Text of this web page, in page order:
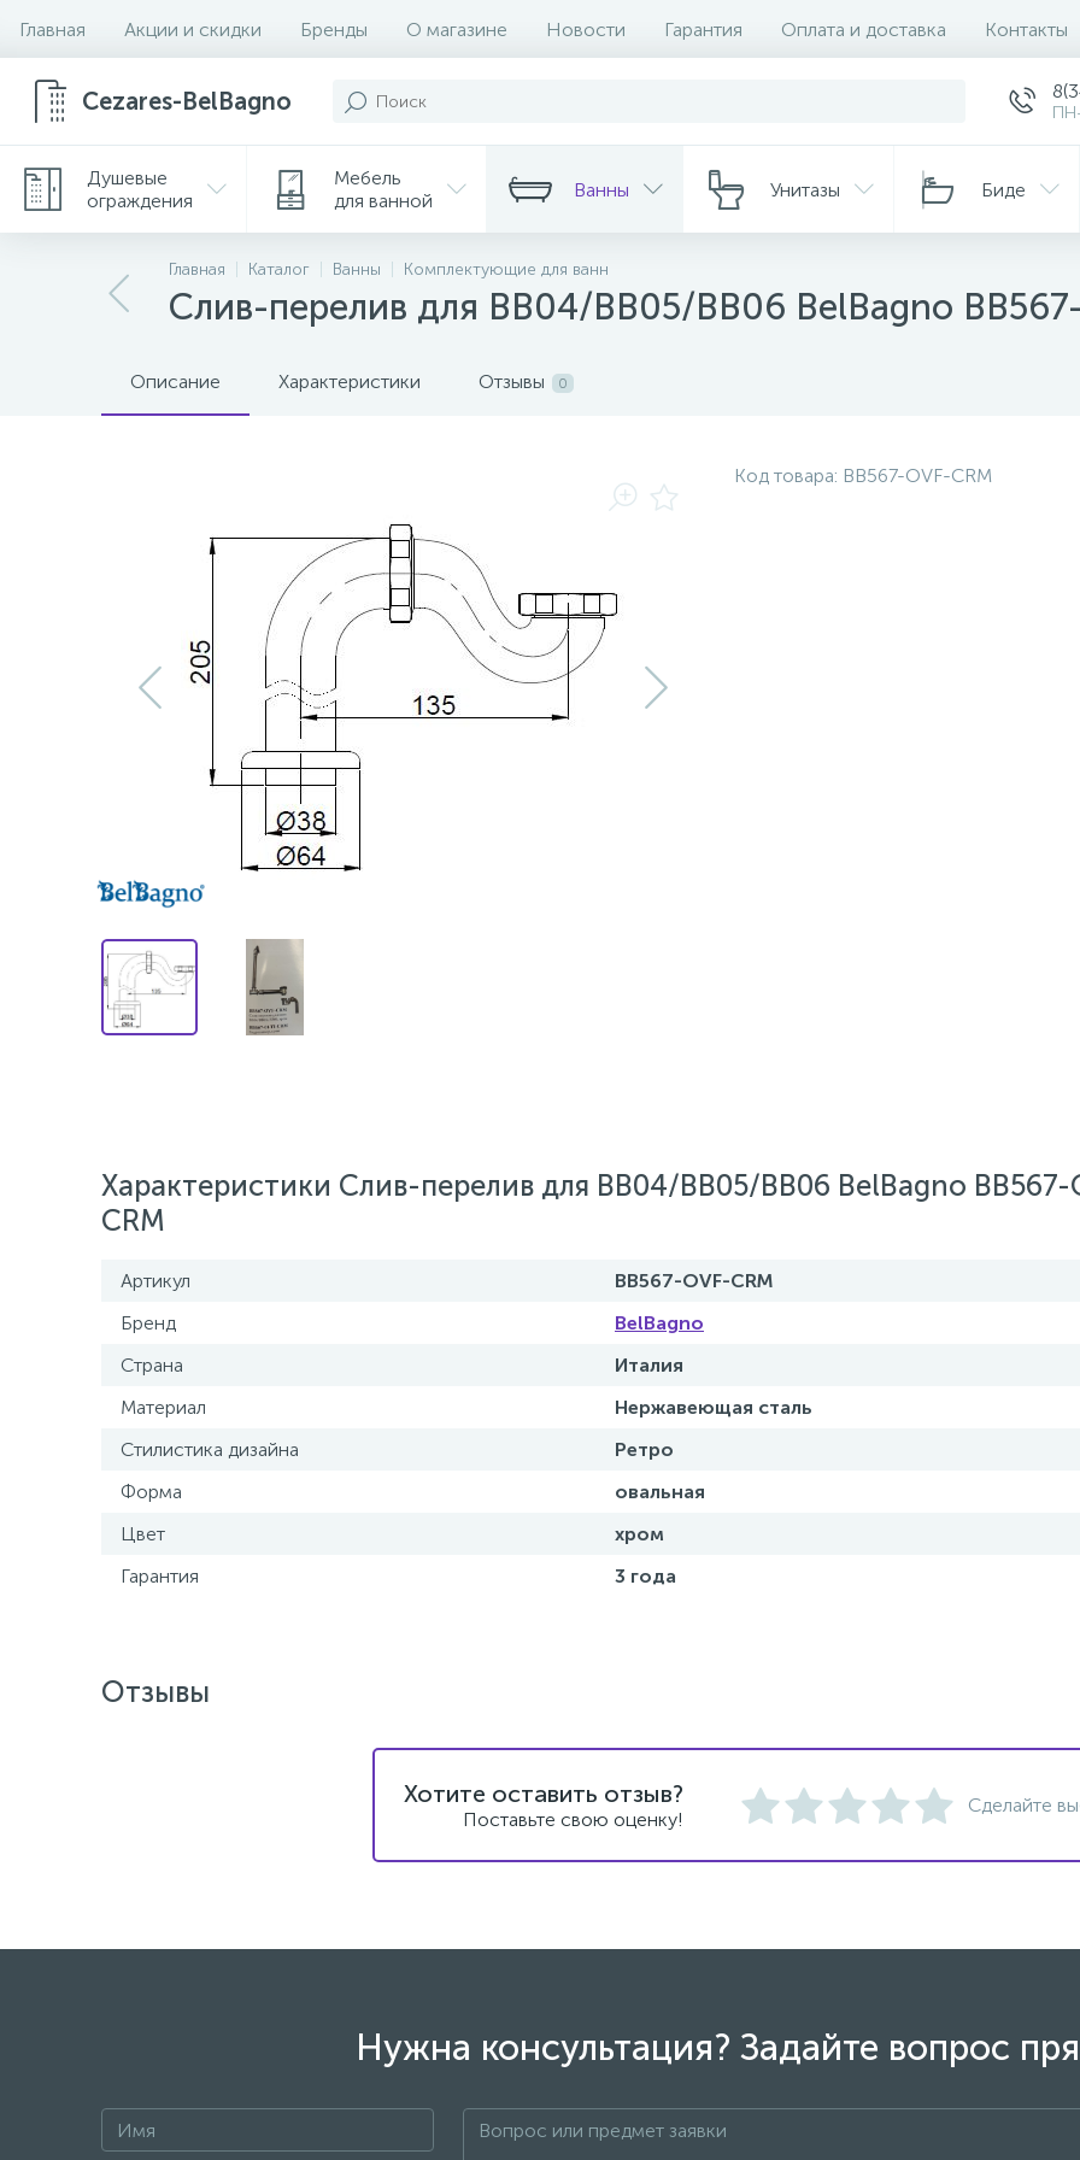
Главная Акции и скидки Бренды О магазине Новости Гарантия Оплата и доставка Контакты
Cezares-BelBagno
Душевые
ограждения
Мебель
для ванной
Ванны Унитазы Биде
Главная Каталог Ванны Комплектующие для ванн
Слив-перелив для ВВ04/ВВ05/ВВ06 BelBagno
Описание Характеристики Отзывы 0
Код товара: BB567-OVF-CRM
Характеристики Слив-перелив для ВВ04/ВВ05/ВВ06 BelBagno BB567-
CRM
Артикул
BB567-OVF-CRM
Бренд
BelBagno
Страна
Италия
Материал
Нержавеющая сталь
Стилистика дизайна
Ретро
Форма
овальная
Цвет
хром
Гарантия
3 года
Отзывы
Хотите оставить отзыв?
Поставьте свою оценку!
Сделайте
Нужна консультация? Задайте вопрос